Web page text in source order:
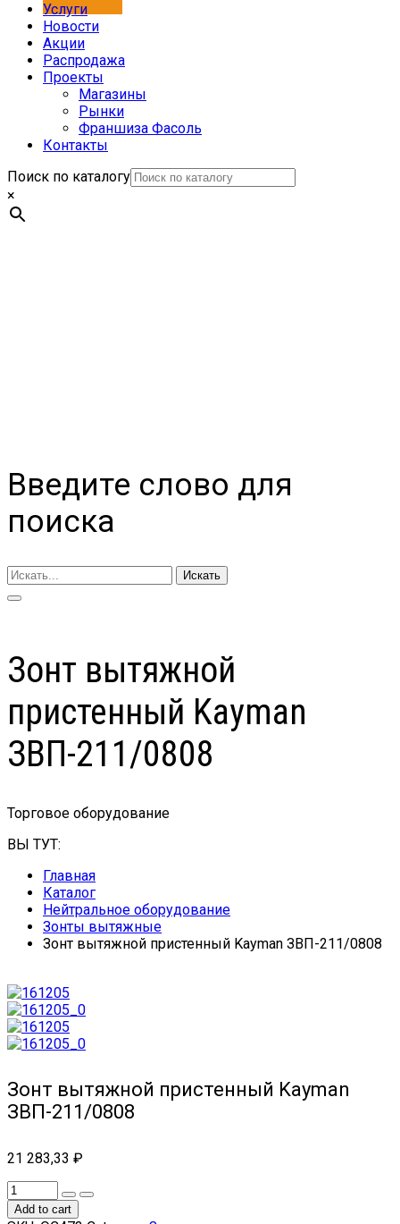
Услуги
Новости
Акции
Распродажа
Проекты
Магазины
Рынки
Франшиза Фасоль
Контакты
Поиск по каталогу
×
Введите слово для
поиска
Искать
Зонт вытяжной
пристенный Kayman
ЗВП-211/0808
Торговое оборудование
ВЫ ТУТ:
Главная
Каталог
Нейтральное оборудование
Зонты вытяжные
Зонт вытяжной пристенный Kayman ЗВП-211/0808
Зонт вытяжной пристенный Kayman
ЗВП-211/0808
21 283,33 ₽
Add to cart